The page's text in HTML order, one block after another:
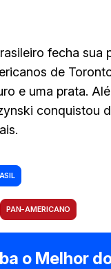
fecha sua
de
e uma prata.
conquistou
PAN-AMERICANO
o Melhor